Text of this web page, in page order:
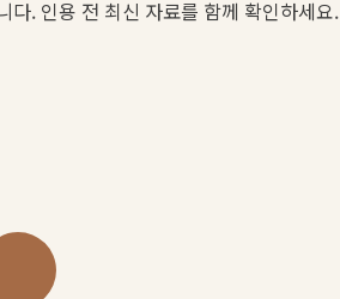
다. 인용 전 최신 자료를 함께 확인하세요.